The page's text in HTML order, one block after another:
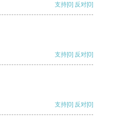
支持[0] 反对[0]
支持[0] 反对[0]
支持[0] 反对[0]